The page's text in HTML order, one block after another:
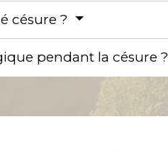
césure ?
pendant la césure ?